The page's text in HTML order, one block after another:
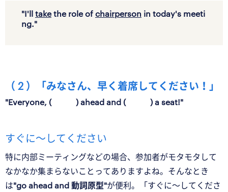
"I'll takethe role of chairperson in today's meeti
ng."
（ 2 ）「みなさん、早く着席してください！」
"Everyone, ( ) ahead and ( ) a seat!"
すぐに〜してください
特に内部ミーティングなどの場合、参加者がモタモタして
なかなか集まらないことってありますよね。そんなとき
は"go ahead and 動詞原型"が便利。「すぐに〜してくださ